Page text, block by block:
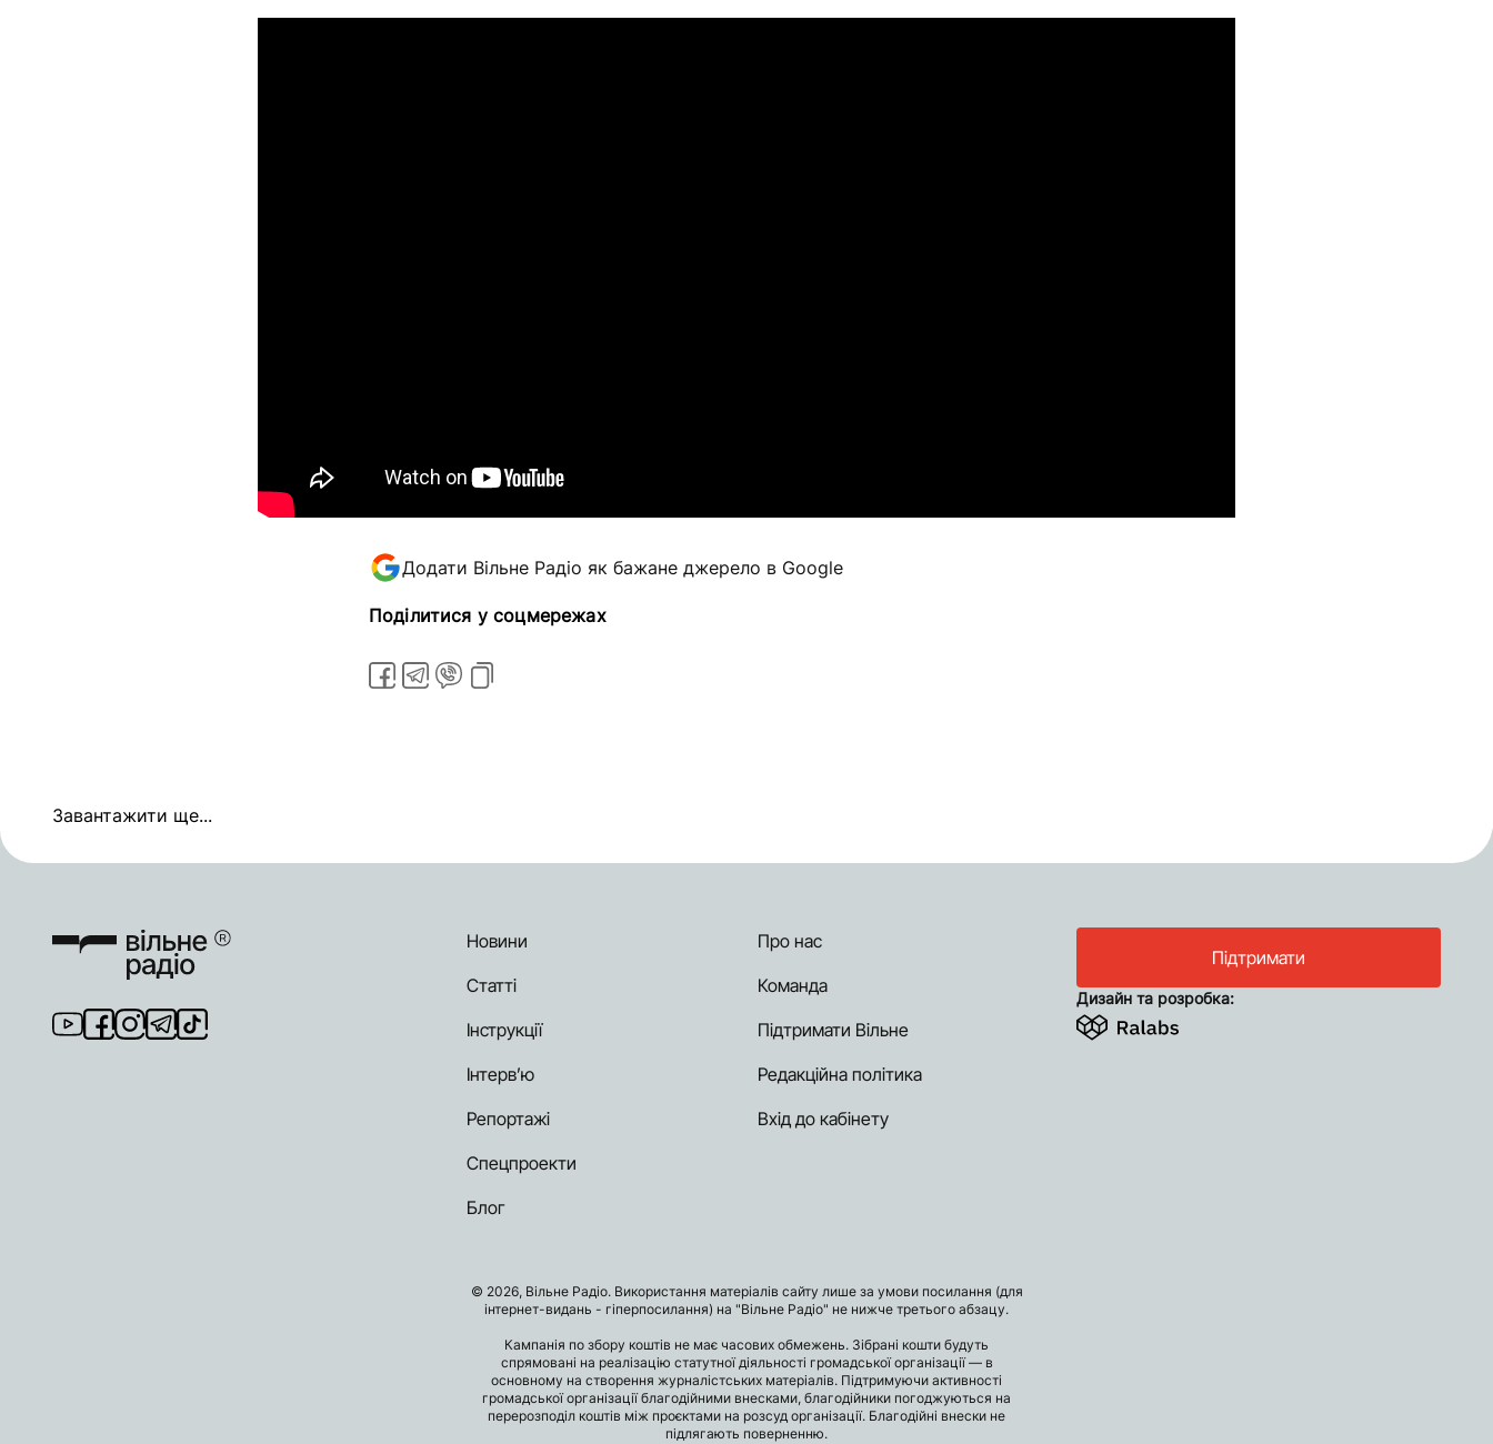
Додати Вільне Радіо як бажане джерело в Google
Поділитися у соцмережах
Завантажити ще...
Новини
Статті
Інструкції
Інтерв’ю
Репортажі
Спецпроекти
Блог
Про нас
Команда
Підтримати Вільне
Редакційна політика
Вхід до кабінету
Підтримати
Дизайн та розробка:
© 2026, Вільне Радіо. Використання матеріалів сайту лише за умови посилання (для
інтернет-видань - гіперпосилання) на "Вільне Радіо" не нижче третього абзацу.
Кампанія по збору коштів не має часових обмежень. Зібрані кошти будуть
спрямовані на реалізацію статутної діяльності громадської організації — в
основному на створення журналістських матеріалів. Підтримуючи активності
громадської організації благодійними внесками, благодійники погоджуються на
перерозподіл коштів між проєктами на розсуд організації. Благодійні внески не
підлягають поверненню.